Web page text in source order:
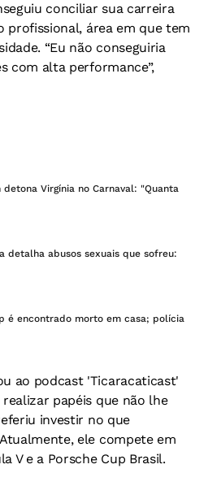
conciliar sua carreira
profissional, área em que tem
“Eu não conseguiria
com alta performance”,
detona Virgínia no Carnaval: "Quanta
detalha abusos sexuais que sofreu:
é encontrado morto em casa; polícia
ao podcast 'Ticaracaticast'
papéis que não lhe
investir no que
ele compete em
V e a Porsche Cup Brasil.